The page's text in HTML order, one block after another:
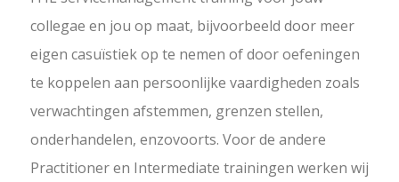
collegae en jou op maat, bijvoorbeeld door meer
eigen casuïstiek op te nemen of door oefeningen
te koppelen aan persoonlijke vaardigheden zoals
verwachtingen afstemmen, grenzen stellen,
onderhandelen, enzovoorts. Voor de andere
Practitioner en Intermediate trainingen werken wij